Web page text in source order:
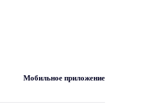
Мобильное приложение